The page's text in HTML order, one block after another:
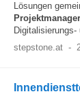
Lösungen
Projektmanager
stepstone.at -